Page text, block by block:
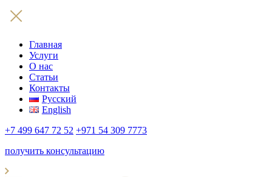
Главная
Услуги
О нас
Статьи
Контакты
Русский
English
+7 499 647 72 52 +971 54 309 7773
получить консультацию